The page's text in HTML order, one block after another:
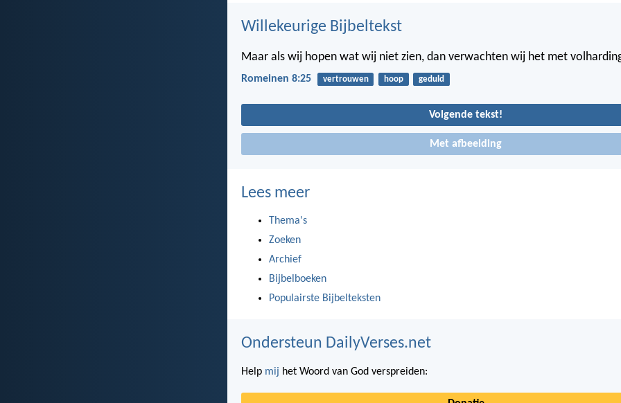
Willekeurige Bijbeltekst
Maar als wij hopen wat wij niet zien, dan verwachten wij het met
Romeinen 8:25 vertrouwen hoop geduld
Volgende tekst!
Met afbeelding
Lees meer
Thema's
Zoeken
Archief
Bijbelboeken
Populairste Bijbelteksten
Ondersteun DailyVerses.net
Help mij het Woord van God verspreiden: